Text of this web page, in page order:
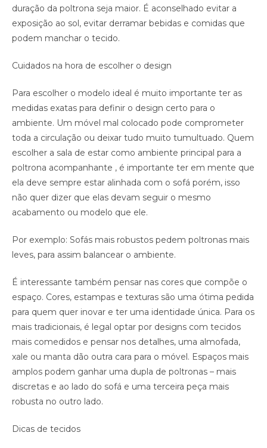
duração da poltrona seja maior. É aconselhado evitar a
exposição ao sol, evitar derramar bebidas e comidas que
podem manchar o tecido.
Cuidados na hora de escolher o design
Para escolher o modelo ideal é muito importante ter as
medidas exatas para definir o design certo para o
ambiente. Um móvel mal colocado pode comprometer
toda a circulação ou deixar tudo muito tumultuado. Quem
escolher a sala de estar como ambiente principal para a
poltrona acompanhante , é importante ter em mente que
ela deve sempre estar alinhada com o sofá porém, isso
não quer dizer que elas devam seguir o mesmo
acabamento ou modelo que ele.
Por exemplo: Sofás mais robustos pedem poltronas mais
leves, para assim balancear o ambiente.
É interessante também pensar nas cores que compõe o
espaço. Cores, estampas e texturas são uma ótima pedida
para quem quer inovar e ter uma identidade única. Para os
mais tradicionais, é legal optar por designs com tecidos
mais comedidos e pensar nos detalhes, uma almofada,
xale ou manta dão outra cara para o móvel. Espaços mais
amplos podem ganhar uma dupla de poltronas – mais
discretas e ao lado do sofá e uma terceira peça mais
robusta no outro lado.
Dicas de tecidos